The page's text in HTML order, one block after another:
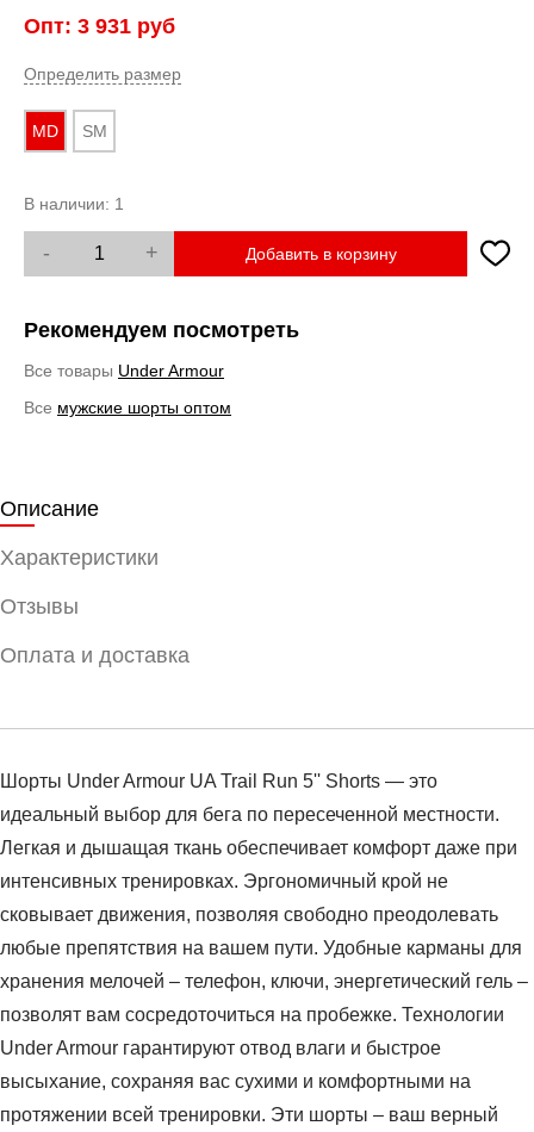
Опт: 3 931 руб
Определить размер
MD SM
В наличии: 1
- + Добавить в корзину
Рекомендуем посмотреть
Все товары Under Armour
Все мужские шорты оптом
Описание
Характеристики
Отзывы
Оплата и доставка
Шорты Under Armour UA Trail Run 5'' Shorts — это
идеальный выбор для бега по пересеченной местности.
Легкая и дышащая ткань обеспечивает комфорт даже при
интенсивных тренировках. Эргономичный крой не
сковывает движения, позволяя свободно преодолевать
любые препятствия на вашем пути. Удобные карманы для
хранения мелочей – телефон, ключи, энергетический гель –
позволят вам сосредоточиться на пробежке. Технологии
Under Armour гарантируют отвод влаги и быстрое
высыхание, сохраняя вас сухими и комфортными на
протяжении всей тренировки. Эти шорты – ваш верный